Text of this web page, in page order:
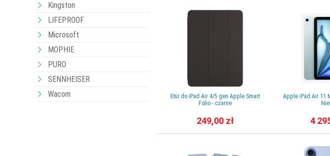
Kingston
LIFEPROOF
Microsoft
MOPHIE
PURO
SENNHEISER
Wacom
Etui do iPad Air 4/5 gen Apple Smart
Folio - czarne
249,00 zł
Apple iPad Air 11
4